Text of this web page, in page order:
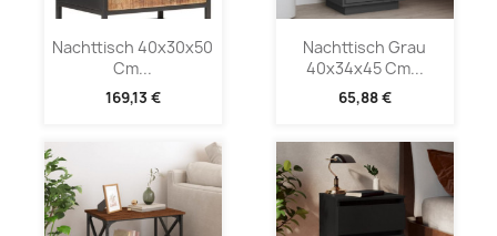
Nachttisch 40x30x50
Cm...
169,13 €
Nachttisch Grau
40x34x45 Cm...
65,88 €